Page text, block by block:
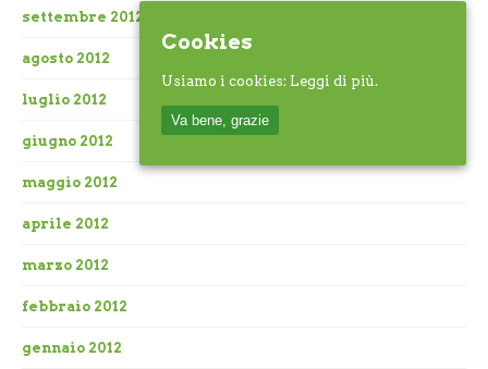
settembre 2012
agosto 2012
luglio 2012
giugno 2012
maggio 2012
aprile 2012
marzo 2012
febbraio 2012
gennaio 2012
Cookies
Usiamo i cookies: Leggi di più.
Va bene, grazie